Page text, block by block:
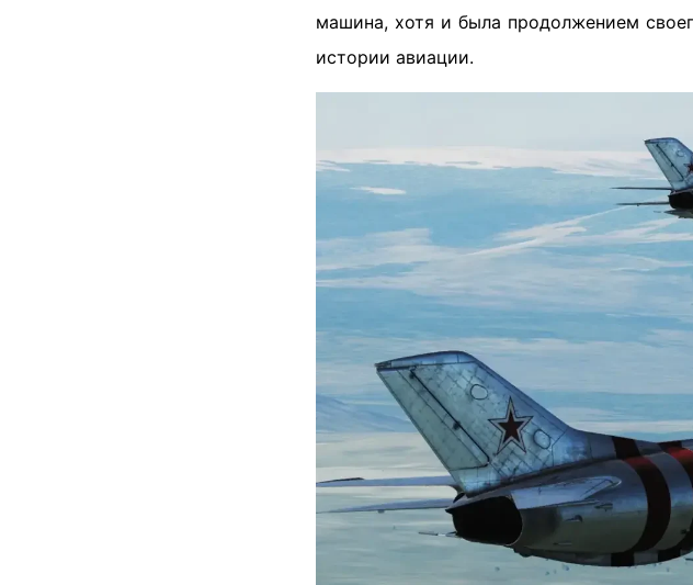
машина, хотя и была продолжением
истории авиации.